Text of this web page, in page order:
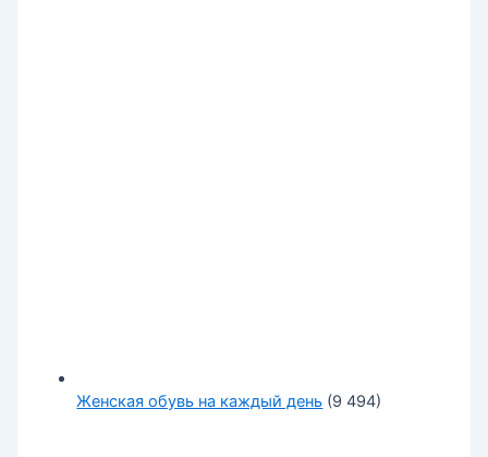
Женская обувь на каждый день (9 494)